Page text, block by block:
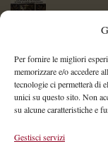
Per fornire le migliori
memorizzare e/o accedere
tecnologie ci permetterà di
unici su questo sito. Non
su alcune caratteristiche e
Gestisci servizi
Di Spade e di Eroi